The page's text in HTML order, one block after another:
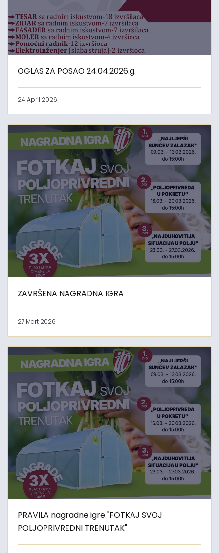
OGLAS ZA POSAO 24.04.2026.g.
24 April 2026
ZAVRŠENA NAGRADNA IGRA
27 Mart 2026
PRAVILA nagradne igre "FOTKAJ SVOJ
POLJOPRIVREDNI TRENUTAK"